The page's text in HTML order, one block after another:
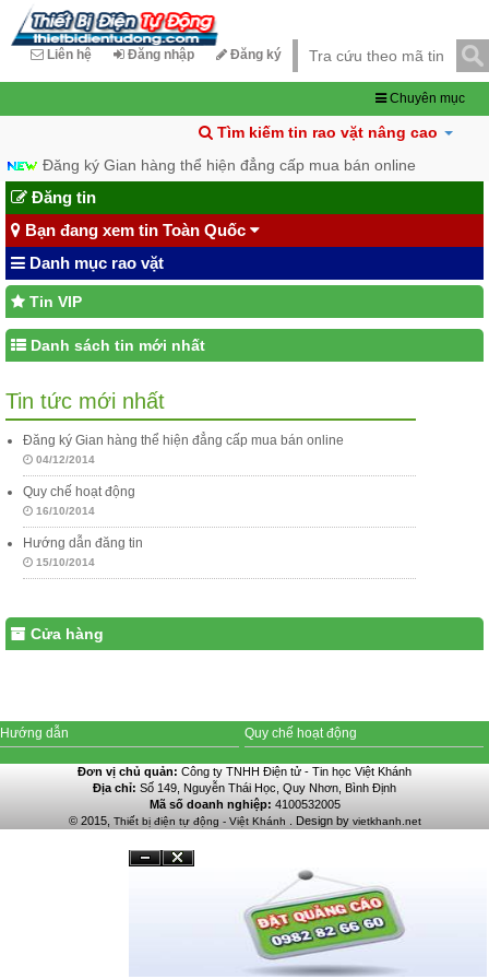
Liên hệ Đăng nhập Đăng ký
Chuyên mục
Tìm kiếm tin rao vặt nâng cao
Đăng ký Gian hàng thể hiện đẳng cấp mua bán online
Đăng tin
Bạn đang xem tin Toàn Quốc
Danh mục rao vặt
Tin VIP
Danh sách tin mới nhất
Tin tức mới nhất
Đăng ký Gian hàng thể hiện đẳng cấp mua bán online
04/12/2014
Quy chế hoạt động
16/10/2014
Hướng dẫn đăng tin
15/10/2014
Cửa hàng
Hướng dẫn Quy chế hoạt động
Đơn vị chủ quản: Công ty TNHH Điện tử - Tin học Việt Khánh
Địa chỉ: Số 149, Nguyễn Thái Học, Quy Nhơn, Bình Định
Mã số doanh nghiệp: 4100532005
© 2015, Thiết bị điện tự động - Việt Khánh . Design by vietkhanh.net